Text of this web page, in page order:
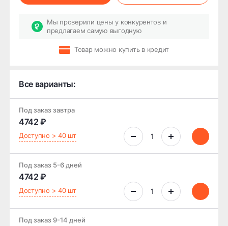
Мы проверили цены у конкурентов и
предлагаем самую выгодную
Товар можно купить в кредит
Все варианты:
Под заказ завтра
4742 ₽
Доступно > 40 шт
Под заказ 5-6 дней
4742 ₽
Доступно > 40 шт
Под заказ 9-14 дней